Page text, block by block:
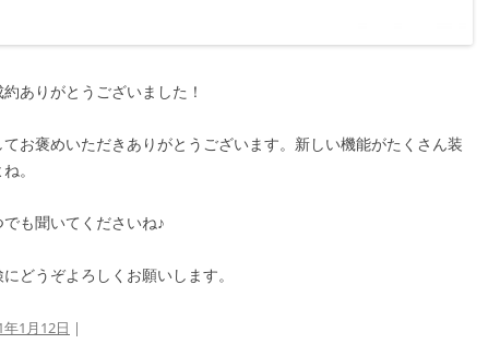
ありがとうございました！
お褒めいただきありがとうございます。新しい機能がたくさん装
。
も聞いてくださいね♪
どうぞよろしくお願いします。
年1月12日 |